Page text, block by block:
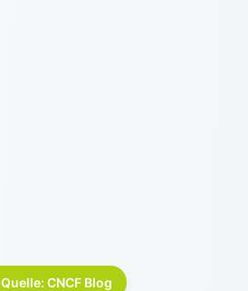
Quelle: CNCF Blog